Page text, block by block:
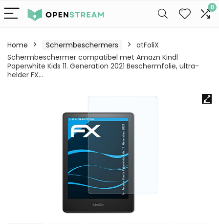
0
Home Schermbeschermers
atFoliX
Schermbeschermer compatibel met Amazn Kindl
Paperwhite Kids 11. Generation 2021 Beschermfolie, ultra-
helder FX…